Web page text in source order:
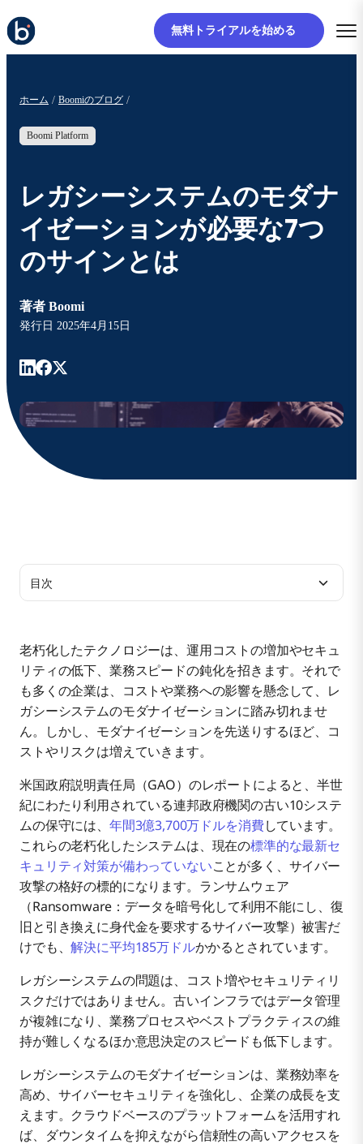
無料トライアルを始める
ホーム Boomiのブログ
Boomi Platform
レガシーシステムのモダナ
イゼーションが必要な7つ
のサインとは
著者 Boomi
発行日 2025年4月15日
老朽化したテクノロジーは、運用コストの増加やセキュ
リティの低下、業務スピードの鈍化を招きます。それで
も多くの企業は、コストや業務への影響を懸念して、レ
ガシーシステムのモダナイゼーションに踏み切れませ
ん。しかし、モダナイゼーションを先送りするほど、コ
ストやリスクは増えていきます。
米国政府説明責任局（GAO）のレポートによると、半世
紀にわたり利用されている連邦政府機関の古い10システ
ムの保守には、 年間3億3,700万ドルを消費しています。
これらの老朽化したシステムは、現在の標準的な最新セ
キュリティ対策が備わっていないことが多く、サイバー
攻撃の格好の標的になります。ランサムウェア
（Ransomware：データを暗号化して利用不能にし、復
旧と引き換えに身代金を要求するサイバー攻撃）被害だ
けでも、解決に平均185万ドルかかるとされています。
レガシーシステムの問題は、コスト増やセキュリティリ
スクだけではありません。古いインフラではデータ管理
が複雑になり、業務プロセスやベストプラクティスの維
持が難しくなるほか意思決定のスピードも低下します。
レガシーシステムのモダナイゼーションは、業務効率を
高め、サイバーセキュリティを強化し、企業の成長を支
えます。クラウドベースのプラットフォームを活用すれ
ば、ダウンタイムを抑えながら信頼性の高いアクセスを
目次
レガシーシステムのモダナイゼーションを検討すべ
き7つのサイン
1. システム障害や不安定な稼働が頻発している
2. 事業の成長にシステムが対応できない
3. セキュリティリスクが高まっている
4. 人材の確保・育成が難しい
5.従業員や顧客のユーザー体験が低下している
6. 最新のツールやクラウドサービスと連携できない
7. 規制・コンプライアンス違反のリスクがある
レガシーシステムのモダナイゼーションを進める4つ
の方法
アプリケーション評価
リエンジニアリング
リホスティング
パッケージ導入
レガシーシステムのモダナイゼーションで直面しや
すい課題
ドキュメント不足
組織内の抵抗
連携の複雑化
コストと導入期間
Boomi Enterprise Platformでレガシーシステムのモ
ダナイゼーションを加速する方法